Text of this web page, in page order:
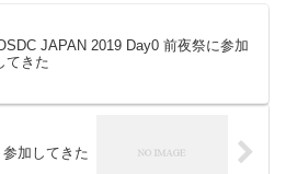
JAPAN 2019 Day0 前夜祭に参加
てきた
加してきた